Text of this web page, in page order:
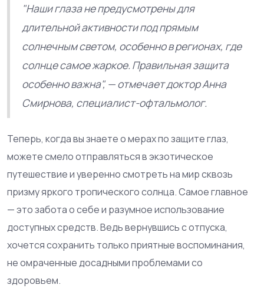
"Наши глаза не предусмотрены для
длительной активности под прямым
солнечным светом, особенно в регионах, где
солнце самое жаркое. Правильная защита
особенно важна", — отмечает доктор Анна
Смирнова, специалист-офтальмолог.
Теперь, когда вы знаете о мерах по защите глаз,
можете смело отправляться в экзотическое
путешествие и уверенно смотреть на мир сквозь
призму яркого тропического солнца. Самое главное
— это забота о себе и разумное использование
доступных средств. Ведь вернувшись с отпуска,
хочется сохранить только приятные воспоминания,
не омраченные досадными проблемами со
здоровьем.